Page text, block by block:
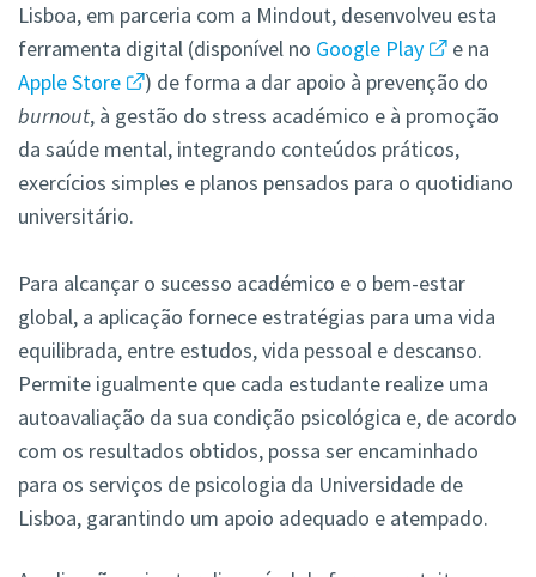
Lisboa, em parceria com a Mindout, desenvolveu esta
ferramenta digital (disponível no Google Play
e na
Apple Store
) de forma a dar apoio à prevenção do
burnout, à gestão do stress académico e à promoção
da saúde mental, integrando conteúdos práticos,
exercícios simples e planos pensados para o quotidiano
universitário.
Para alcançar o sucesso académico e o bem-estar
global, a aplicação fornece estratégias para uma vida
equilibrada, entre estudos, vida pessoal e descanso.
Permite igualmente que cada estudante realize uma
autoavaliação da sua condição psicológica e, de acordo
com os resultados obtidos, possa ser encaminhado
para os serviços de psicologia da Universidade de
Lisboa, garantindo um apoio adequado e atempado.